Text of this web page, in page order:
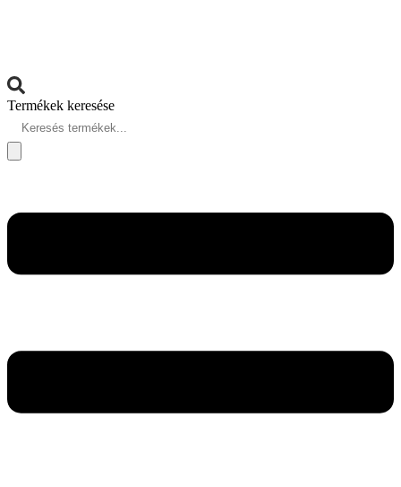
Termékek keresése